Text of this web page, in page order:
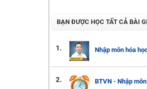
BẠN ĐƯỢC HỌC TẤT CẢ BÀI
1. Nhập môn hóa
2. BTVN - Nhập